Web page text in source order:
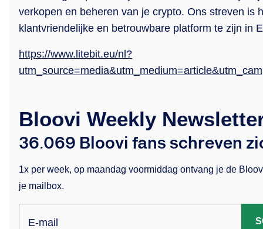
verkopen en beheren van je crypto. Ons streven is
klantvriendelijke en betrouwbare platform te zijn in
https://www.litebit.eu/nl?
Bloovi Weekly
36.069 Bloovi fans schreven
1x per week, op maandag voormiddag ontvang je de
je mailbox.
E-mail